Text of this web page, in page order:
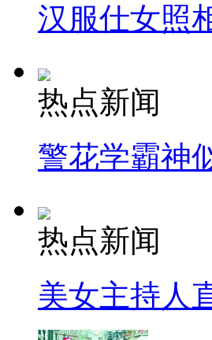
汉服仕女照
热点新闻
警花学霸神
热点新闻
美女主持人